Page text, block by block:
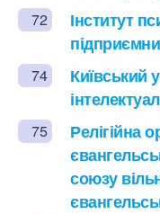
72
Інститут
74
Київський
75
Релігійна
союзу